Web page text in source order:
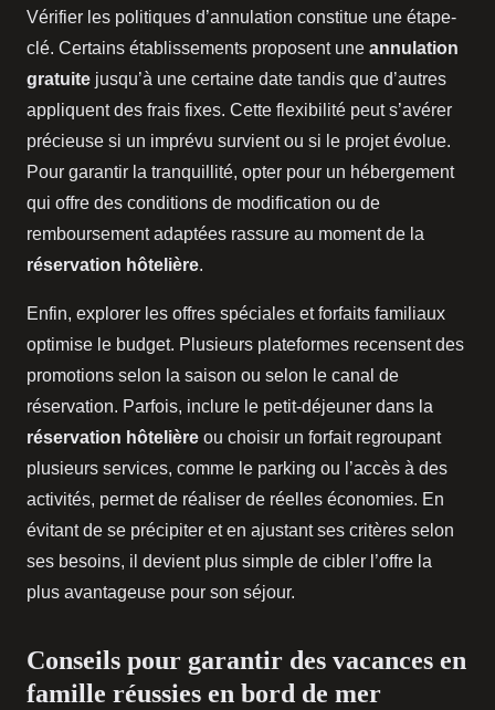
Vérifier les politiques d’annulation constitue une étape-
clé. Certains établissements proposent une annulation
gratuite jusqu’à une certaine date tandis que d’autres
appliquent des frais fixes. Cette flexibilité peut s’avérer
précieuse si un imprévu survient ou si le projet évolue.
Pour garantir la tranquillité, opter pour un hébergement
qui offre des conditions de modification ou de
remboursement adaptées rassure au moment de la
réservation hôtelière.
Enfin, explorer les offres spéciales et forfaits familiaux
optimise le budget. Plusieurs plateformes recensent des
promotions selon la saison ou selon le canal de
réservation. Parfois, inclure le petit-déjeuner dans la
réservation hôtelière ou choisir un forfait regroupant
plusieurs services, comme le parking ou l’accès à des
activités, permet de réaliser de réelles économies. En
évitant de se précipiter et en ajustant ses critères selon
ses besoins, il devient plus simple de cibler l’offre la
plus avantageuse pour son séjour.
Conseils pour garantir des vacances en
famille réussies en bord de mer